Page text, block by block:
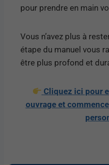
pour prendre en main
Vous n’avez plus à
étape du manuel vous
être plus profond et
Cliquez ici pour
ouvrage et